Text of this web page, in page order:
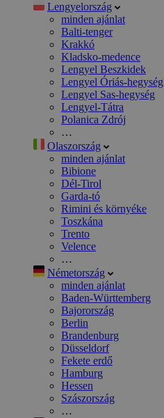
Lengyelország
minden ajánlat
Balti-tenger
Krakkó
Kladsko-medence
Lengyel Beszkidek
Lengyel Óriás-hegység
Lengyel Sas-hegység
Lengyel-Tátra
Polanica Zdrój
…
Olaszország
minden ajánlat
Bibione
Dél-Tirol
Garda-tó
Rimini és környéke
Toszkána
Trento
Velence
…
Németország
minden ajánlat
Baden-Württemberg
Bajorország
Berlin
Brandenburg
Düsseldorf
Fekete erdő
Hamburg
Hessen
Szászország
…